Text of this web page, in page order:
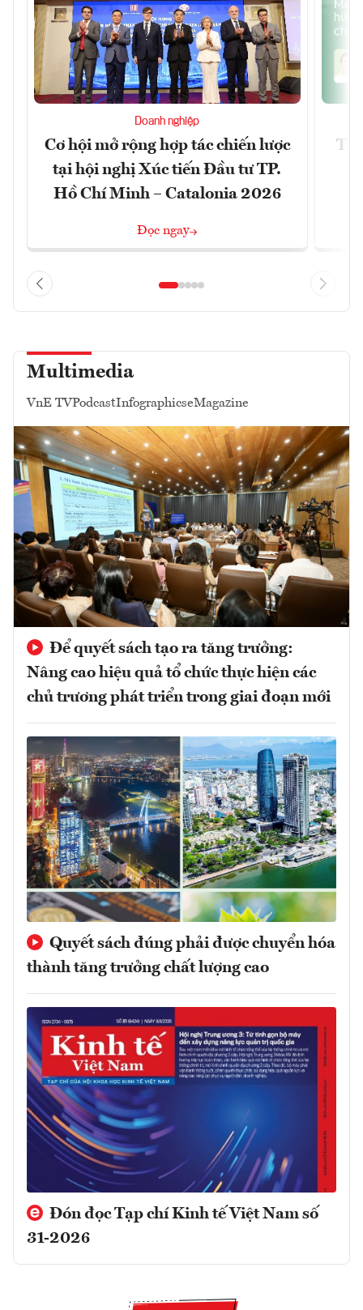
Doanh nghiệp
Cơ hội mở rộng hợp tác chiến lược
tại hội nghị Xúc tiến Đầu tư TP.
Hồ Chí Minh – Catalonia 2026
Đọc ngay
Thị
Multimedia
VnE TVPodcastInfographicseMagazine
Để quyết sách tạo ra tăng trưởng:
Nâng cao hiệu quả tổ chức thực hiện các
chủ trương phát triển trong giai đoạn mới
Quyết sách đúng phải được chuyển hóa
thành tăng trưởng chất lượng cao
Đón đọc Tạp chí Kinh tế Việt Nam số
31-2026